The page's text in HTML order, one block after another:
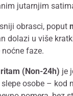
jutarnjim
obrasci, poput
dolazi u više
faze.
(Non-24h) je
osobe – kod